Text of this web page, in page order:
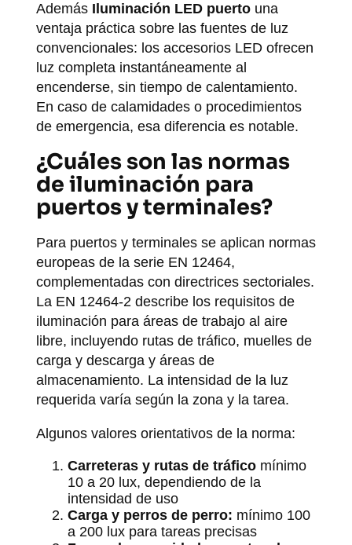
Además Iluminación LED puertouna
ventaja práctica sobre las fuentes de luz
convencionales: los accesorios LED ofrecen
luz completa instantáneamente al
encenderse, sin tiempo de calentamiento.
En caso de calamidades o procedimientos
de emergencia, esa diferencia es notable.
¿Cuáles son las normas
de iluminación para
puertos y terminales?
Para puertos y terminales se aplican normas
europeas de la serie EN 12464,
complementadas con directrices sectoriales.
La EN 12464-2 describe los requisitos de
iluminación para áreas de trabajo al aire
libre, incluyendo rutas de tráfico, muelles de
carga y descarga y áreas de
almacenamiento. La intensidad de la luz
requerida varía según la zona y la tarea.
Algunos valores orientativos de la norma:
Carreteras y rutas de tráficomínimo
10 a 20 lux, dependiendo de la
intensidad de uso
Carga y perros de perro: mínimo 100
a 200 lux para tareas precisas